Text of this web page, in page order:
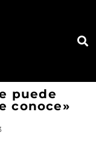
puede
conoce»